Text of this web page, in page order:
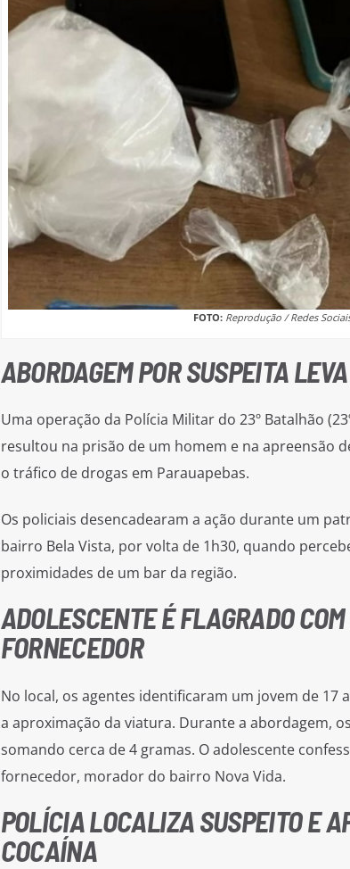
FOTO: Reprodução / Redes
ABORDAGEM POR SUSPEITA
Uma operação da Polícia Militar do 23º Batalhão
resultou na prisão de um homem e na apreensão
o tráfico de drogas em Parauapebas.
Os policiais desencadearam a ação durante um
bairro Bela Vista, por volta de 1h30, quando
proximidades de um bar da região.
ADOLESCENTE É FLAGRADO
FORNECEDOR
No local, os agentes identificaram um jovem de
a aproximação da viatura. Durante a abordagem,
somando cerca de 4 gramas. O adolescente
fornecedor, morador do bairro Nova Vida.
POLÍCIA LOCALIZA SUSPEITO E
COCAÍNA